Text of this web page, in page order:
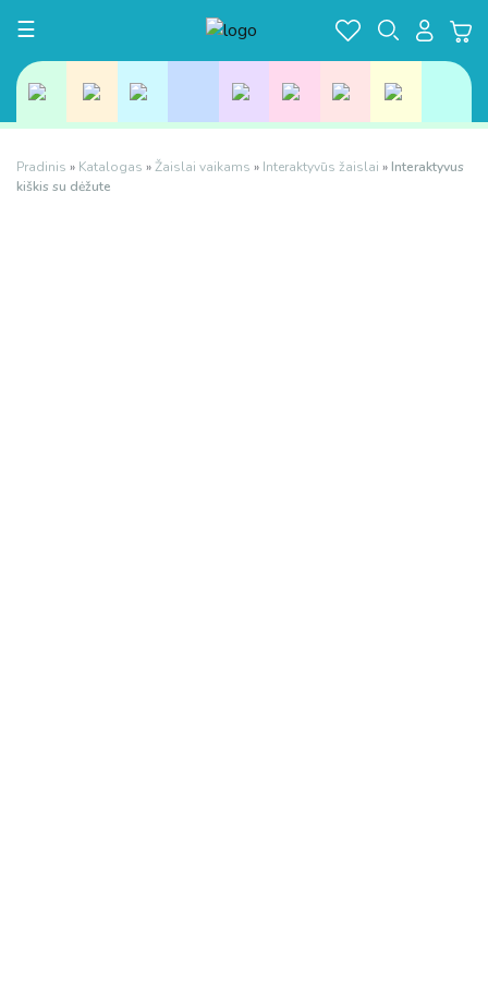
Toggle navigation
☰
Pradinis » Katalogas »Žaislai vaikams » Interaktyvūs žaislai » Interaktyvus
kiškis su dėžute